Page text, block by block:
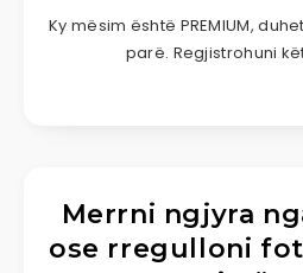
Ky mësim është PREMIUM,
parë. Regjistrohuni
Merrni ngjyra
ose rregulloni